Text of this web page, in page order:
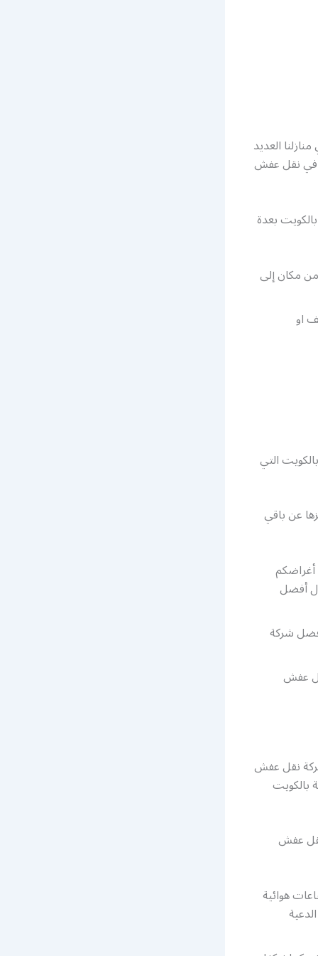
العديد
في نقل عفش
بعدة
مكان إلى
او
التي
عن باقي
أفضل
شركة
عفش
نقل عفش
بالكويت
عفش
هوائية